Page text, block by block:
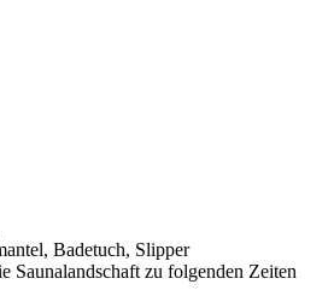
Badetuch, Slipper
Saunalandschaft zu folgenden Zeiten